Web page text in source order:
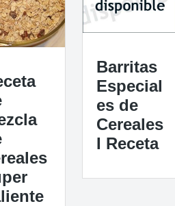
Barritas
Especial
es de
Cereales
I Receta